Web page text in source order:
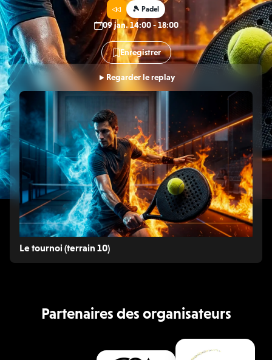
🎾 Padel
09 jan. 14:00 - 18:00
Enregistrer
Regarder le replay
Le tournoi (terrain 10)
Partenaires des organisateurs